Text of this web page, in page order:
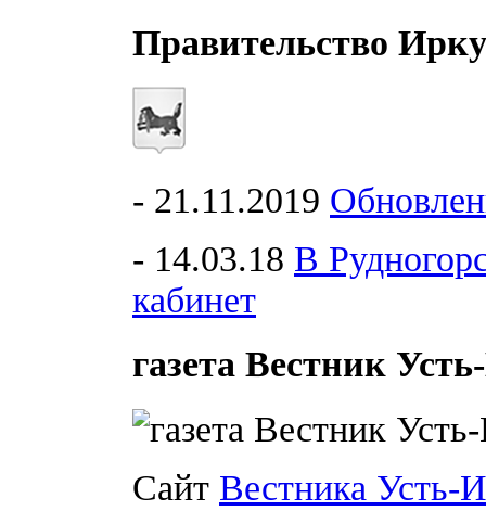
Правительство
- 21.11.2019
- 14.03.18 В
кабинет
газета Вестник
Сайт Вестника